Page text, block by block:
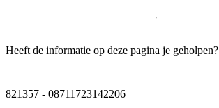
Heeft de informatie op deze pagina je geholpen?
821357 - 08711723142206